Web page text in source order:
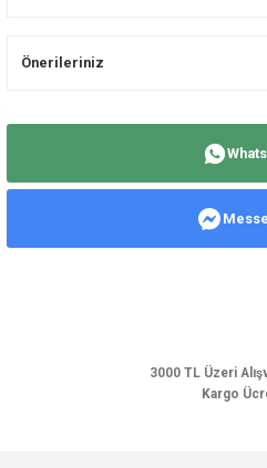
Önerileriniz
Ürün resmi kalitesiz, bozuk veya
3000 TL Üzeri
Kargo